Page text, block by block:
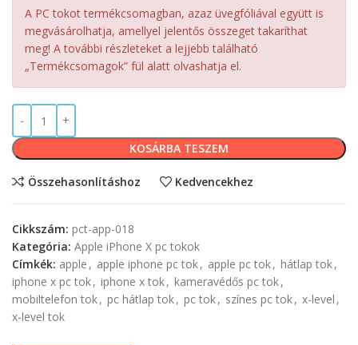
A PC tokot termékcsomagban, azaz üvegfóliával együtt is
megvásárolhatja, amellyel jelentős összeget takaríthat
meg! A további részleteket a lejjebb található
„Termékcsomagok” fül alatt olvashatja el.
KOSÁRBA TESZEM
Összehasonlításhoz Kedvencekhez
Cikkszám: pct-app-018
Kategória: Apple iPhone X pc tokok
Címkék: apple , apple iphone pc tok, apple pc tok, hátlap tok,
iphone x pc tok, iphone x tok, kameravédős pc tok,
mobiltelefon tok, pc hátlap tok, pc tok, színes pc tok, x-level ,
x-level tok